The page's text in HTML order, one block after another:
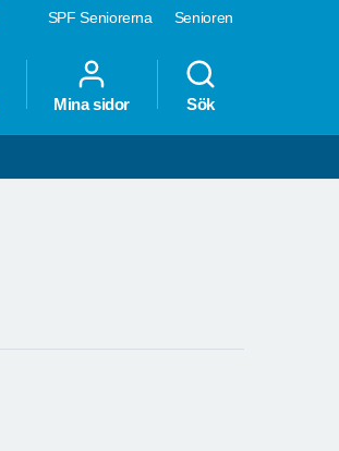
SPF Seniorerna Senioren
Mina sidor Sök